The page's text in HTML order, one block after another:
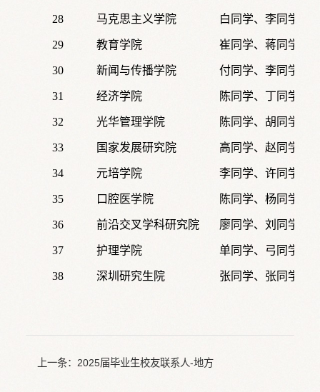
28 马克思主义学院 白同学、李同学、
29 教育学院 崔同学、蒋同学、
30 新闻与传播学院 付同学、李同学、
31 经济学院 陈同学、丁同学、
32 光华管理学院 陈同学、胡同学、
33 国家发展研究院 高同学、赵同学
34 元培学院 李同学、许同学
35 口腔医学院 陈同学、杨同学、
36 前沿交叉学科研究院 廖同学、刘同学、
37 护理学院 单同学、弓同学、
38 深圳研究生院 张同学、张同学、
上一条： 2025届毕业生校友联系人-地方